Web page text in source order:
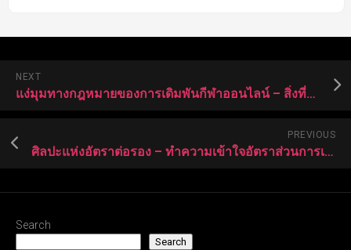
NEXT
แง่มุมทางกฎหมายของการเดิมพันกีฬาออนไลน์ – สิ่งที่คุณต้องการ
PREVIOUS
ศิลปะแห่งอัตราต่อรอง – ทำความเข้าใจอัตราส่วนการเดิมพันฟุตบอลออนไลน์
Search
Search